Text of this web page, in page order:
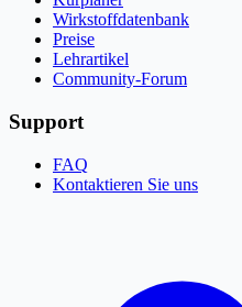
Wirkstoffdatenbank
Preise
Lehrartikel
Community-Forum
Support
FAQ
Kontaktieren Sie uns